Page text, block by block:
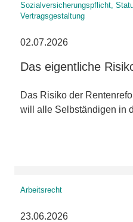
Sozialversicherungspflicht,
Vertragsgestaltung
02.07.2026
Das eigentliche
Das Risiko der
will alle Selbständigen in
Arbeitsrecht
23.06.2026